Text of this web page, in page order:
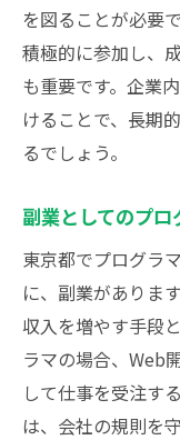
を図ることが必要
積極的に参加し、
も重要です。企業
けることで、長期
るでしょう。
副業としてのプ
東京都でプログラ
に、副業がありま
収入を増やす手段
ラマの場合、Web
して仕事を受注す
は、会社の規則を